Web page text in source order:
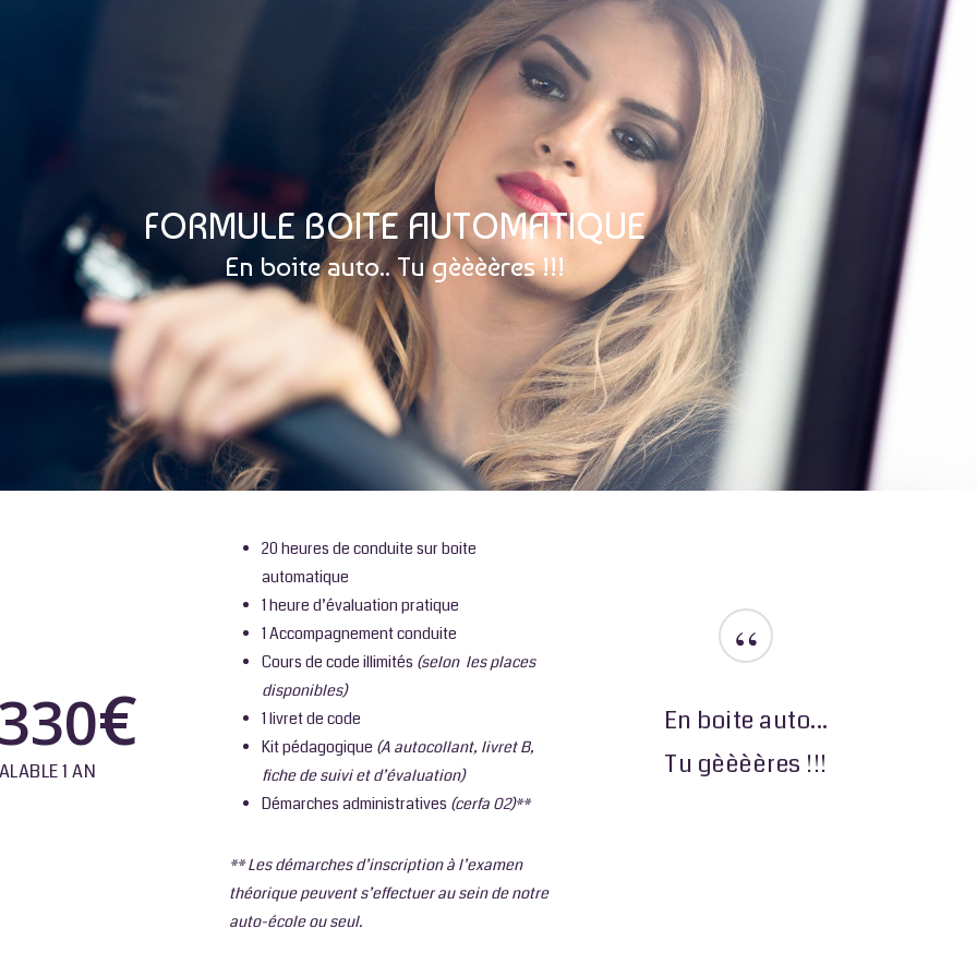
FORMULE BOITE AUTOMATIQUE
En boite auto.. Tu gèèèères !!!
€
1 AN
20 heures de conduite sur boite
automatique
1 heure d’évaluation pratique
1 Accompagnement conduite
Cours de code illimités (selon les places
disponibles)
1 livret de code
Kit pédagogique (A autocollant, livret B,
fiche de suivi et d’évaluation)
Démarches administratives (cerfa 02)**
** Les démarches d’inscription à l’examen
théorique peuvent s’effectuer au sein de notre
auto-école ou seul.
“
En boite auto...
Tu gèèèères !!!